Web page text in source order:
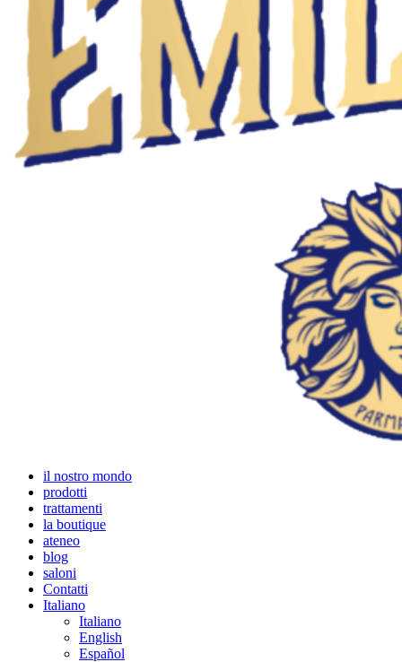
il nostro mondo
prodotti
trattamenti
la boutique
ateneo
blog
saloni
Contatti
Italiano
Italiano
English
Español